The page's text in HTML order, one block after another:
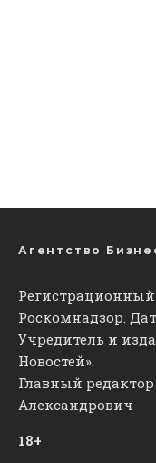
Агентство
Роскомнадзор.
Учредитель и
Новостей».
Главный
Александрович
18+